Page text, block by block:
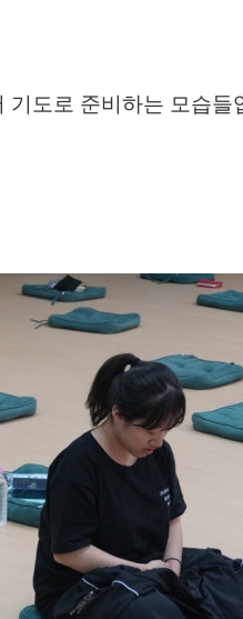
기도로 준비하는 모습들